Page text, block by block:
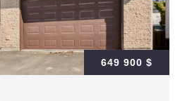
649 900 $